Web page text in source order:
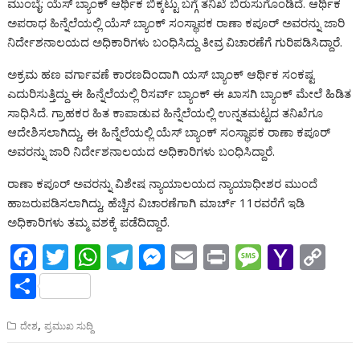
b
o
o
k
er s
A
p
p
gr
a
m
e
n
g
er
l a
g
e
o
o
M
ai
l
y
Li
n
k
ar
e
ಮುಂಬೈ: ಯೆಸ್ ಬ್ಯಾಂಕ್ ಆರ್ಥಿಕ ಬಿಕ್ಕಟ್ಟು ಬಗ್ಗೆ ತನಿಖೆ ಬಿರುಸುಗೊಂಡಿದೆ. ಆರ್ಥಿಕ
ಅಪರಾಧ ಹಿನ್ನೆಲೆಯಲ್ಲಿ ಯೆಸ್ ಬ್ಯಾಂಕ್ ಸಂಸ್ಥಾಪಕ ರಾಣಾ ಕಪೂರ್ ಅವರನ್ನು ಜಾರಿ
ನಿರ್ದೇಶನಾಲಯದ ಅಧಿಕಾರಿಗಳು ಬಂಧಿಸಿದ್ದು ತೀವ್ರ ವಿಚಾರಣೆಗೆ ಗುರಿಪಡಿಸಿದ್ದಾರೆ.
ಅಕ್ರಮ ಹಣ ವರ್ಗಾವಣೆ ಕಾರಣದಿಂದಾಗಿ ಯಸ್ ಬ್ಯಾಂಕ್ ಆರ್ಥಿಕ ಸಂಕಷ್ಟ
ಎದುರಿಸುತ್ತಿದ್ದು ಈ ಹಿನ್ನೆಲೆಯಲ್ಲಿ ರಿಸರ್ವ್ ಬ್ಯಾಂಕ್ ಈ ಖಾಸಗಿ ಬ್ಯಾಂಕ್ ಮೇಲೆ ಹಿಡಿತ
ಸಾಧಿಸಿದೆ. ಗ್ರಾಹಕರ ಹಿತ ಕಾಪಾಡುವ ಹಿನ್ನೆಲೆಯಲ್ಲಿ ಉನ್ನತಮಟ್ಟದ ತನಿಖೆಗೂ
ಆದೇಶಿಸಲಾಗಿದ್ದು, ಈ ಹಿನ್ನೆಲೆಯಲ್ಲಿ ಯೆಸ್ ಬ್ಯಾಂಕ್ ಸಂಸ್ಥಾಪಕ ರಾಣಾ ಕಪೂರ್
ಅವರನ್ನು ಜಾರಿ ನಿರ್ದೇಶನಾಲಯದ ಅಧಿಕಾರಿಗಳು ಬಂಧಿಸಿದ್ದಾರೆ.
ರಾಣಾ ಕಪೂರ್ ಅವರನ್ನು ವಿಶೇಷ ನ್ಯಾಯಾಲಯದ ನ್ಯಾಯಾಧೀಶರ ಮುಂದೆ
ಹಾಜರುಪಡಿಸಲಾಗಿದ್ದು, ಹೆಚ್ಚಿನ ವಿಚಾರಣೆಗಾಗಿ ಮಾರ್ಚ್ 11ರವರೆಗೆ ಇಡಿ
ಅಧಿಕಾರಿಗಳು ತಮ್ಮ ವಶಕ್ಕೆ ಪಡೆದಿದ್ದಾರೆ.
F
ac
e
b
T
w
itt
er
W
s
T
gr
M
e
E
l
Pr M
a
Y
o y
S
ar
ದೇಶ,ಪ್ರಮುಖ ಸುದ್ದಿ